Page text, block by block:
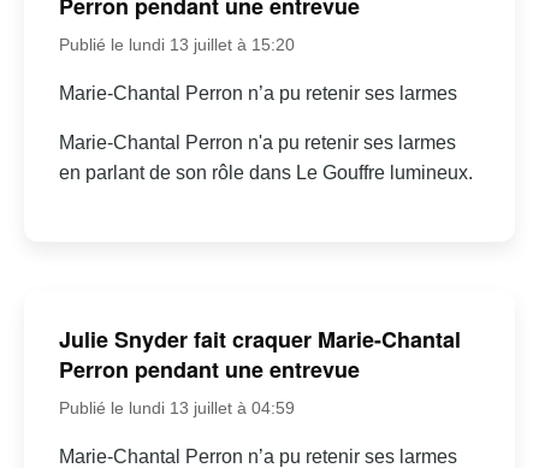
Perron pendant une entrevue
Publié le lundi 13 juillet à 15:20
Marie-Chantal Perron n’a pu retenir ses larmes
Marie-Chantal Perron n'a pu retenir ses larmes
en parlant de son rôle dans Le Gouffre lumineux.
Julie Snyder fait craquer Marie-Chantal
Perron pendant une entrevue
Publié le lundi 13 juillet à 04:59
Marie-Chantal Perron n’a pu retenir ses larmes